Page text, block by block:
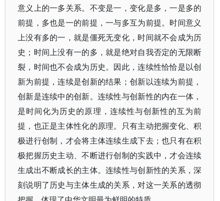
意义上的一多关系。不变是一，变化是多，一是多的
前提，多也是一的前提，一与多互为前提。时间意义
上没有多的一，就是僵死无变化，时间就不会成为历
史；时间上没有一的多，就是绝对自我否定的无限断
裂，时间也不会成为历史。因此，连续性恰恰是以创
新为前提，连续是创新的结果；创新以连续为前提，
创新是连续中的创新。连续性与创新性的内在一体，
是时间化为历史的原理，连续性与创新性的互为前
提，也正是主体性化的原理。只有主动把握变化、积
极进行创制，才会将主体连续生成下去；也只有在积
极把握历史主动、不断进行创制的实践中，才会连续
生成出不断成长的主体。连续性与创新性的关系，深
刻说明了历史与主体生成的关系，对这一关系的透彻